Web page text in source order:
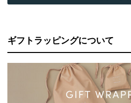
ギフトラッピングについて